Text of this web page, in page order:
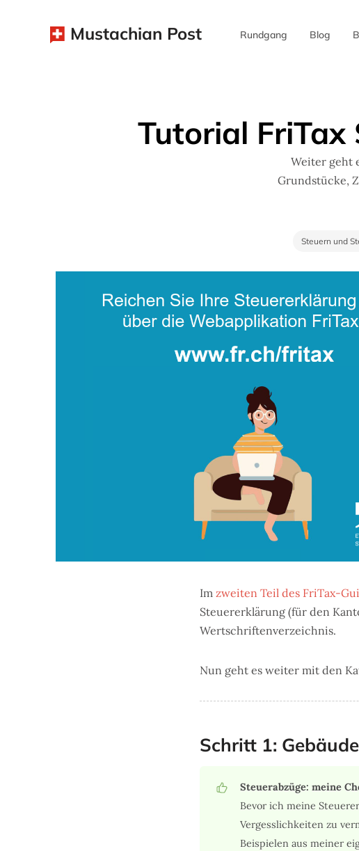
Mustachian Post Rundgang Blog
Tutorial FriTax
Weiter geht
Grundstücke,
Steuern und
Im zweiten Teil des FriTax-
Steuererklärung (für den
Wertschriftenverzeichnis.
Nun geht es weiter mit den
Schritt 1:
Steuerabzüge: meine
Bevor ich meine
Vergesslichkeiten zu
Beispielen aus meiner